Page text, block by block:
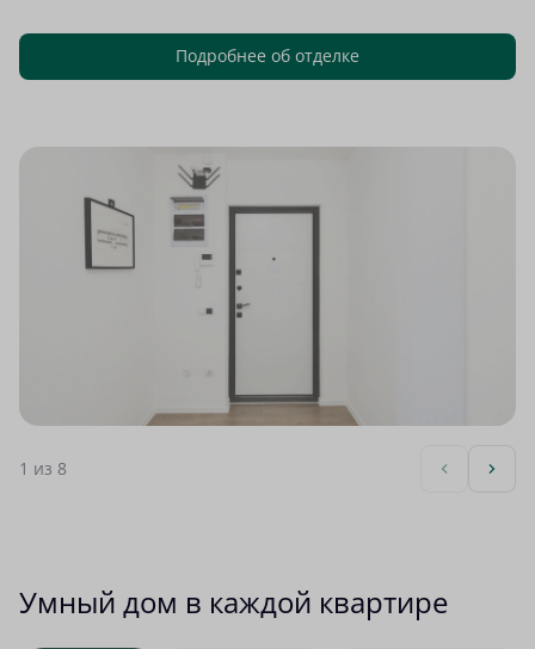
Подробнее об отделке
1 из 8
Умный дом в каждой квартире